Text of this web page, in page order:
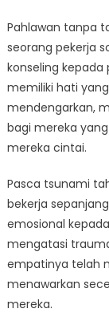
Pahlawan tanpa
seorang pekerja
konseling kepada
memiliki hati
mendengarkan,
bagi mereka
mereka cintai.
Pasca tsunami
bekerja
emosional
mengatasi
empatinya telah
menawarkan
mereka.